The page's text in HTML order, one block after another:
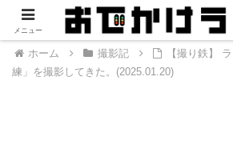
ホーム 撮影記
【撮り鉄】
練」を撮影してきた。(2025.01.20)
メニュー